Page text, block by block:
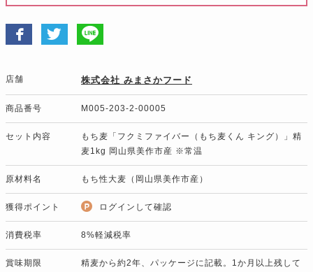
店舗 株式会社 みまさかフード
商品番号 M005-203-2-00005
セット内容
もち麦「フクミファイバー（もち麦くん キング）」精
麦1kg 岡山県美作市産 ※常温
原材料名 もち性大麦（岡山県美作市産）
獲得ポイント ログインして確認
消費税率 8%軽減税率
賞味期限 精麦から約2年、パッケージに記載。1か月以上残して